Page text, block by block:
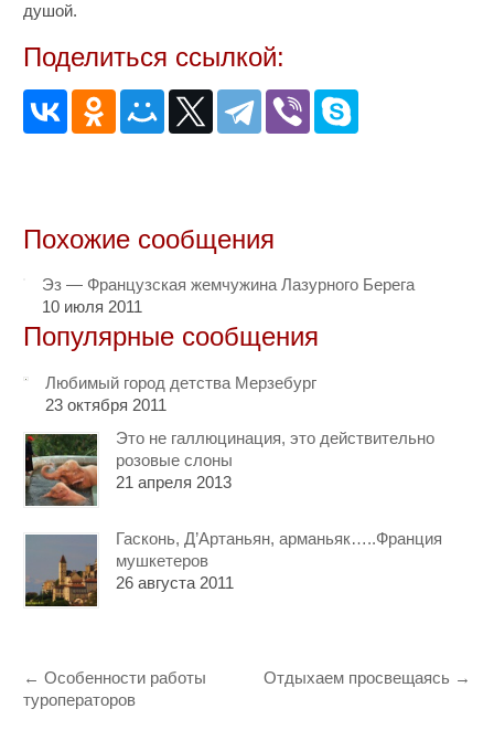
душой.
Поделиться ссылкой:
Похожие сообщения
Эз — Французская жемчужина Лазурного Берега
10 июля 2011
Популярные сообщения
Любимый город детства Мерзебург
23 октября 2011
Это не галлюцинация, это действительно
розовые слоны
21 апреля 2013
Гасконь, Д’Артаньян, арманьяк…..Франция
мушкетеров
26 августа 2011
← Особенности работы
туроператоров
Отдыхаем просвещаясь →